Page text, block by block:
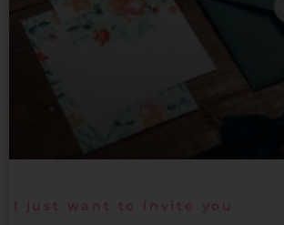
I just want to invite you